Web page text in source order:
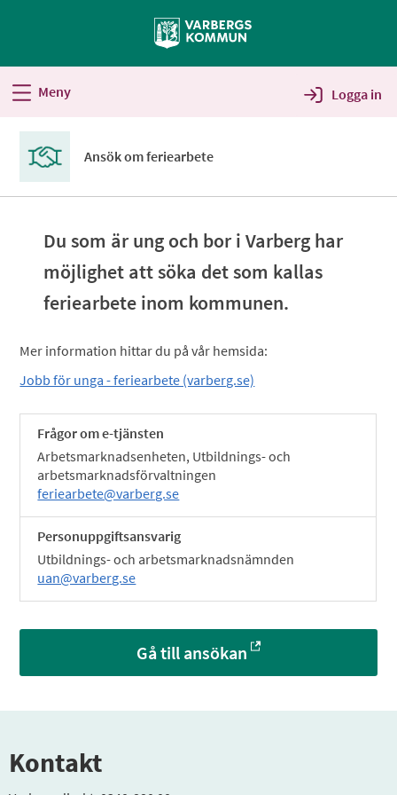
Självservice
kommun
Meny Logga in
Ansök om feriearbete
Du som är ung och bor i Varberg har
möjlighet att söka det som kallas
feriearbete inom kommunen.
Mer information hittar du på vår hemsida:
Jobb för unga - feriearbete (varberg.se)
Frågor om e-tjänsten
Arbetsmarknadsenheten, Utbildnings- och
arbetsmarknadsförvaltningen
feriearbete@varberg.se
Personuppgiftsansvarig
Utbildnings- och arbetsmarknadsnämnden
uan@varberg.se
Gå till ansökan
Kontakt